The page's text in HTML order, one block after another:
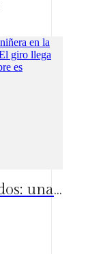
Destinos entrelazados: una niñera en la hacienda · Alerta de spoilers, El giro llega demasiado rápido | ¿Ese hombre es realmente su salvación?